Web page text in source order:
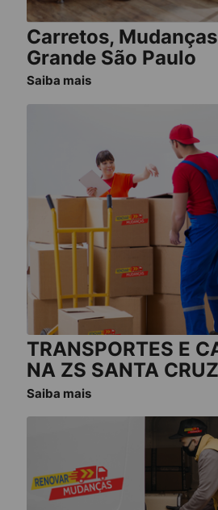
Carretos,
Grande São Paulo
Saiba mais
TRANSPORTES E
NA ZS SANTA CRUZ
Saiba mais